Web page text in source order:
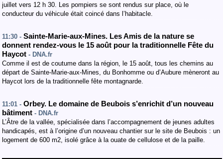
juillet vers 12 h 30. Les pompiers se sont rendus sur place, où le
conducteur du véhicule était coincé dans l’habitacle.
11:30 - Sainte-Marie-aux-Mines. Les Amis de la nature se
donnent rendez-vous le 15 août pour la traditionnelle Fête du
Haycot - DNA.fr
Comme il est de coutume dans la région, le 15 août, tous les chemins au
départ de Sainte-Marie-aux-Mines, du Bonhomme ou d’Aubure mèneront au
Haycot lors de la traditionnelle fête montagnarde.
11:01 - Orbey. Le domaine de Beubois s’enrichit d’un nouveau
bâtiment - DNA.fr
L’Âtre de la vallée, spécialisée dans l’accompagnement de jeunes adultes
handicapés, est à l’origine d’un nouveau chantier sur le site de Beubois : un
logement de 600 m2, isolé grâce à la ouate de cellulose et de la paille.